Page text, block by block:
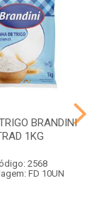
BRANDINI
1KG
2568
FD 10UN